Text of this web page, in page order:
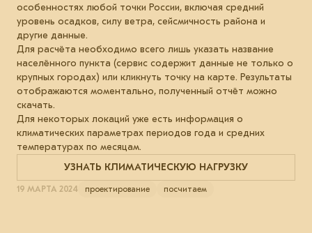
особенностях любой точки России, включая средний
уровень осадков, силу ветра, сейсмичность района и
другие данные.
Для расчёта необходимо всего лишь указать название
населённого пункта (сервис содержит данные не только о
крупных городах) или кликнуть точку на карте. Результаты
отображаются моментально, полученный отчёт можно
скачать.
Для некоторых локаций уже есть информация о
климатических параметрах периодов года и средних
температурах по месяцам.
УЗНАТЬ КЛИМАТИЧЕСКУЮ НАГРУЗКУ
19 МАРТА 2024 проектирование посчитаем